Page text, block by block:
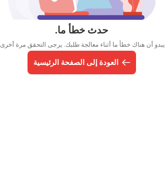
حدث خطأ ما.
يبدو أن هناك خطأ ما أثناء معالجة طلبك. يرجى التحقق مرة أخرى.
العودة إلى الصفحة الرئيسية